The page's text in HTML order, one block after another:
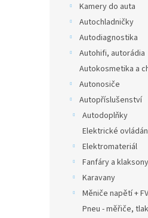
Kamery do auta
Autochladničky
Autodiagnostika
Autohifi, autorádia
Autokosmetika a
Autonosiče
Autopříslušenství
Autodoplňky
Elektrické
Elektromateriál
Fanfáry a klaksony
Karavany
Měniče napětí +
Pneu - měřiče,